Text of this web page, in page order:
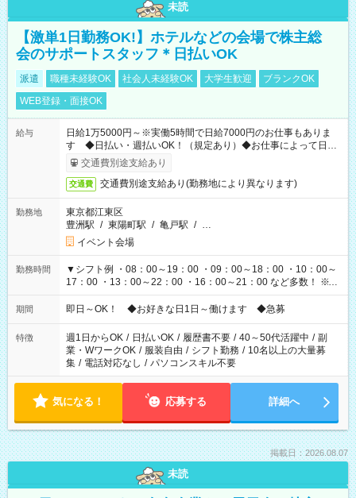
未読
【激単1日勤務OK!】ホテルなどの会場で株主総
会のサポートスタッフ＊日払いOK
派遣 職種未経験OK 社会人未経験OK 大学生歓迎
ブランクOK
WEB登録・面接OK
給与
日給1万5000円～※実働5時間で日給7000円のお仕事もありま
す ◆日払い・週払いOK！（規定あり）◆お仕事によって日給
も異なります
交通費別途支給あり
交通費 交通費別途支給あり(勤務地により異なります)
勤務地
東京都江東区
豊洲駅 / 東陽町駅 / 亀戸駅 / …
イベント会場
勤務時間
▼シフト例 ・08：00～19：00 ・09：00～18：00 ・10：00～
17：00 ・13：00～22：00 ・16：00～21：00 など多数！ ※お
仕事により勤務時間が異なります
期間 即日～OK！ ◆お好きな日1日～働けます ◆急募
特徴 週1日からOK / 日払いOK / 履歴書不要 / 40～50代活躍中 / 副
業・WワークOK / 服装自由 / シフト勤務 / 10名以上の大量募
集 / 電話対応なし / パソコンスキル不要
気になる！ 応募する 詳細へ
掲載日：2026.08.07
未読